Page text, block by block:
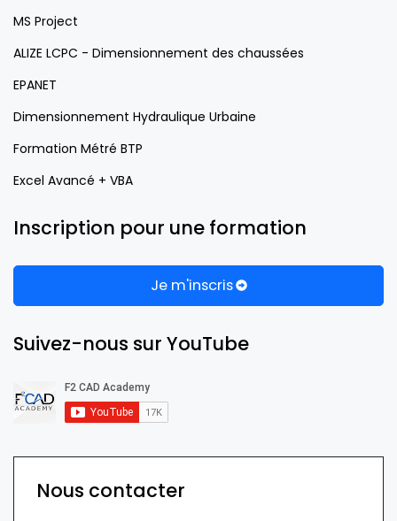
MS Project
ALIZE LCPC - Dimensionnement des chaussées
EPANET
Dimensionnement Hydraulique Urbaine
Formation Métré BTP
Excel Avancé + VBA
Inscription pour une formation
Je m'inscris
Suivez-nous sur YouTube
Nous contacter